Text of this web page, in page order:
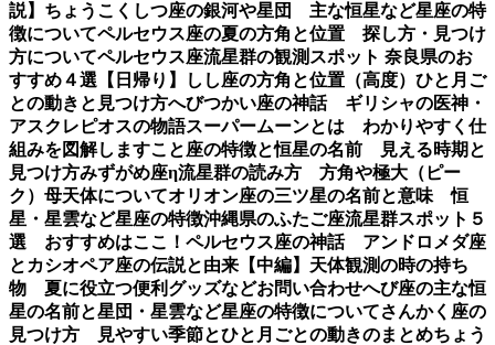
説】 ちょうこくしつ座の銀河や星団 主な恒星など星座の特
徴についてペルセウス座の夏の方角と位置 探し方・見つけ
方についてペルセウス座流星群の観測スポット 奈良県のお
すすめ４選【日帰り】
しし座の方角と位置（高度）ひと月ご
との動きと見つけ方へびつかい座の神話 ギリシャの医神・
アスクレピオスの物語スーパームーンとは わかりやすく仕
組みを図解しますこと座の特徴と恒星の名前 見える時期と
見つけ方みずがめ座η流星群の読み方 方角や極大（ピー
ク）母天体についてオリオン座の三ツ星の名前と意味 恒
星・星雲など星座の特徴沖縄県のふたご座流星群スポット５
選 おすすめはここ！ ペルセウス座の神話 アンドロメダ座
とカシオペア座の伝説と由来【中編】 天体観測の時の持ち
物 夏に役立つ便利グッズなどお問い合わせへび座の主な恒
星の名前と星団・星雲など星座の特徴についてさんかく座の
見つけ方 見やすい季節とひと月ごとの動きのまとめちょう